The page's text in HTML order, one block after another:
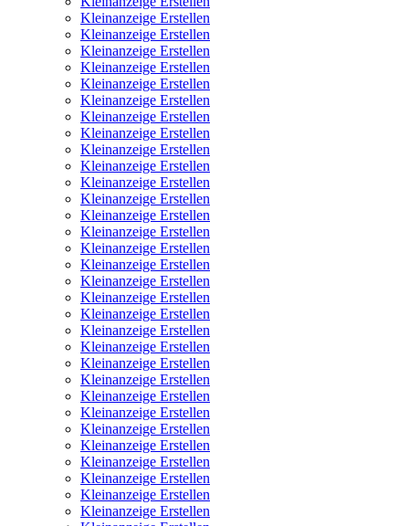
Kleinanzeige Erstellen
Kleinanzeige Erstellen
Kleinanzeige Erstellen
Kleinanzeige Erstellen
Kleinanzeige Erstellen
Kleinanzeige Erstellen
Kleinanzeige Erstellen
Kleinanzeige Erstellen
Kleinanzeige Erstellen
Kleinanzeige Erstellen
Kleinanzeige Erstellen
Kleinanzeige Erstellen
Kleinanzeige Erstellen
Kleinanzeige Erstellen
Kleinanzeige Erstellen
Kleinanzeige Erstellen
Kleinanzeige Erstellen
Kleinanzeige Erstellen
Kleinanzeige Erstellen
Kleinanzeige Erstellen
Kleinanzeige Erstellen
Kleinanzeige Erstellen
Kleinanzeige Erstellen
Kleinanzeige Erstellen
Kleinanzeige Erstellen
Kleinanzeige Erstellen
Kleinanzeige Erstellen
Kleinanzeige Erstellen
Kleinanzeige Erstellen
Kleinanzeige Erstellen
Kleinanzeige Erstellen